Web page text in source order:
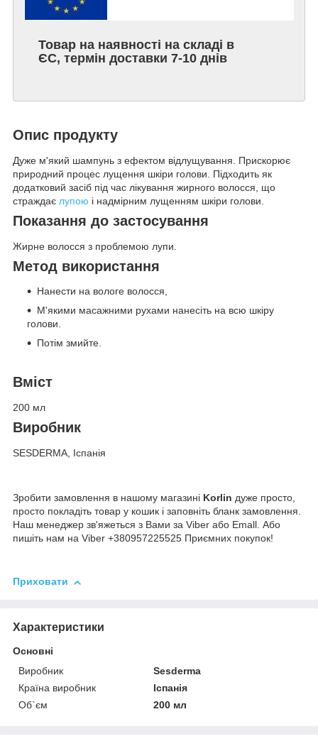
Товар на наявності на складі в
ЄС, термін доставки 7-10 днів
Опис продукту
Дуже м'який шампунь з ефектом відлущування. Прискорює
природний процес лущення шкіри голови. Підходить як
додатковий засіб під час лікування жирного волосся, що
страждає лупою і надмірним лущенням шкіри голови.
Показання до застосування
Жирне волосся з проблемою лупи.
Метод використання
Нанести на вологе волосся,
М'якими масажними рухами нанесіть на всю шкіру
голови.
Потім змийте.
Вміст
200 мл
Виробник
SESDERMA, Іспанія
Зробити замовлення в нашому магазині Korlin дуже просто,
просто покладіть товар у кошик і заповніть бланк замовлення.
Наш менеджер зв'яжеться з Вами за Viber або Emall. Або
пишіть нам на Viber +380957225525 Приємних покупок!
Приховати
Характеристики
Основні
Виробник
Sesderma
Країна виробник
Іспанія
Об`єм
200 мл